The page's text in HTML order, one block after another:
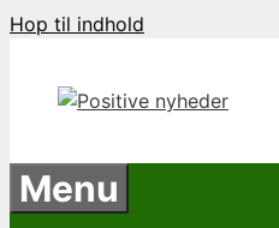
Hop til indhold
Menu